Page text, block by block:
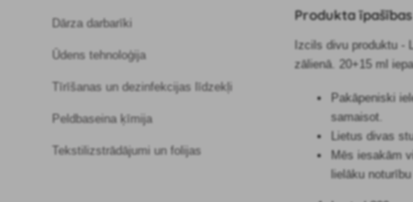
Dārza darbarīki
Ūdens tehnoloģija
Tīrīšanas un dezinfekcijas līdzekļi
Peldbaseina ķīmija
Tekstilizstrādājumi un folijas
Produkta īpašības
Izcils divu produktu -
zālienā. 20+15 ml
Pakāpeniski
samaisot.
Lietus divas
Mēs iesakām
lielāku